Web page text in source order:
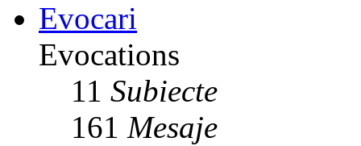
Evocari
Evocations
11 Subiecte
161 Mesaje